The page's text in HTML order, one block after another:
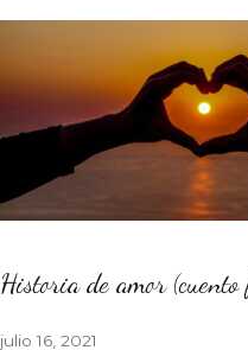
Historia de amor (cuento
julio 16, 2021